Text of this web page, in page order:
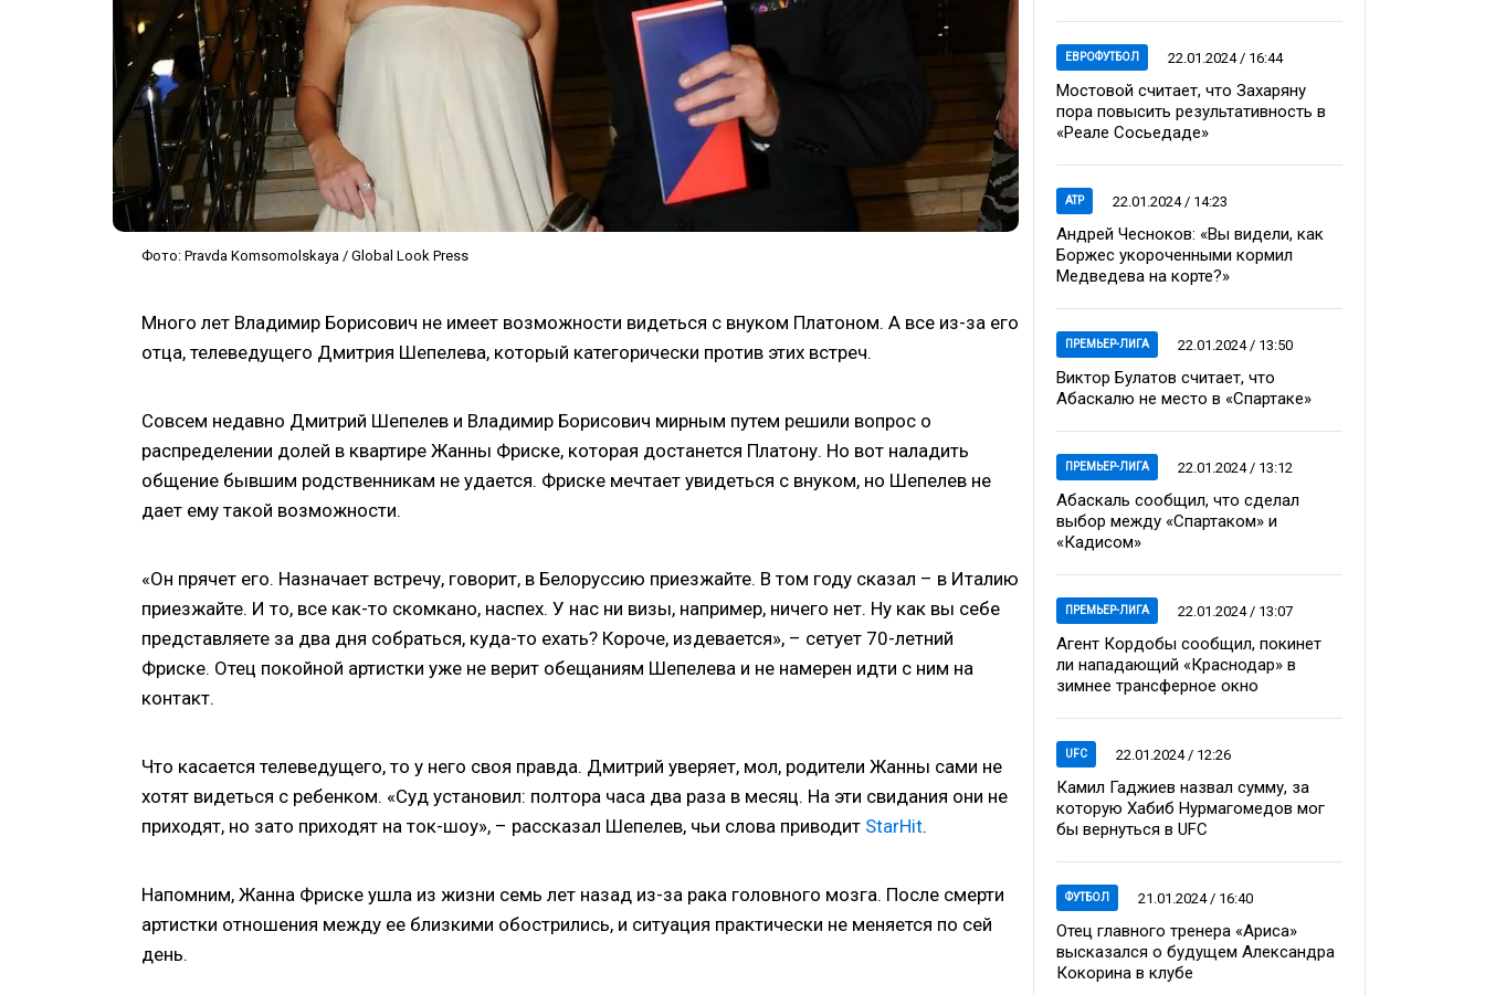
Фото: Pravda Komsomolskaya / Global Look Press
Много лет Владимир Борисович не имеет возможности видеться с внуком Платоном. А все из-за его
отца, телеведущего Дмитрия Шепелева, который категорически против этих встреч.
Совсем недавно Дмитрий Шепелев и Владимир Борисович мирным путем решили вопрос о
распределении долей в квартире Жанны Фриске, которая достанется Платону. Но вот наладить
общение бывшим родственникам не удается. Фриске мечтает увидеться с внуком, но Шепелев не
дает ему такой возможности.
«Он прячет его. Назначает встречу, говорит, в Белоруссию приезжайте. В том году сказал – в Италию
приезжайте. И то, все как-то скомкано, наспех. У нас ни визы, например, ничего нет. Ну как вы себе
представляете за два дня собраться, куда-то ехать? Короче, издевается», – сетует 70-летний
Фриске. Отец покойной артистки уже не верит обещаниям Шепелева и не намерен идти с ним на
контакт.
Что касается телеведущего, то у него своя правда. Дмитрий уверяет, мол, родители Жанны сами не
хотят видеться с ребенком. «Суд установил: полтора часа два раза в месяц. На эти свидания они не
приходят, но зато приходят на ток-шоу», – рассказал Шепелев, чьи слова приводит StarHit.
Напомним, Жанна Фриске ушла из жизни семь лет назад из-за рака головного мозга. После смерти
артистки отношения между ее близкими обострились, и ситуация практически не меняется по сей
день.
ЕВРОФУТБОЛ 22.01.2024 / 16:44
Мостовой считает, что Захаряну
пора повысить результативность в
«Реале Сосьедаде»
ATP 22.01.2024 / 14:23
Андрей Чесноков: «Вы видели, как
Боржес укороченными кормил
Медведева на корте?»
ПРЕМЬЕР-ЛИГА 22.01.2024 / 13:50
Виктор Булатов считает, что
Абаскалю не место в «Спартаке»
ПРЕМЬЕР-ЛИГА 22.01.2024 / 13:12
Абаскаль сообщил, что сделал
выбор между «Спартаком» и
«Кадисом»
ПРЕМЬЕР-ЛИГА 22.01.2024 / 13:07
Агент Кордобы сообщил, покинет
ли нападающий «Краснодар» в
зимнее трансферное окно
UFC 22.01.2024 / 12:26
Камил Гаджиев назвал сумму, за
которую Хабиб Нурмагомедов мог
бы вернуться в UFC
ФУТБОЛ 21.01.2024 / 16:40
Отец главного тренера «Ариса»
высказался о будущем Александра
Кокорина в клубе